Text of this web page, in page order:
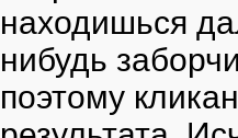
находишься
нибудь
поэтому